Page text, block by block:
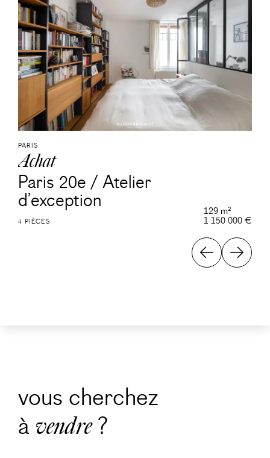
PARIS
Achat
Paris 20e / Atelier
d’exception
4 PIÈCES
129 m²
1 150 000 €
vous cherchez
à vendre?